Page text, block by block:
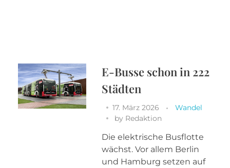
E-Busse schon in 222
Städten
17. März 2026
Wandel
by Redaktion
Die elektrische Busflotte
wächst. Vor allem Berlin
und Hamburg setzen auf